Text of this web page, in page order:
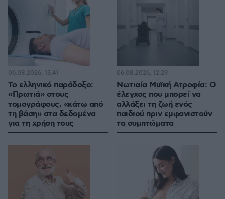
Το ελληνικό παράδοξο:
«Πρωτιά» στους
τομογράφους, «κάτω από
τη βάση» στα δεδομένα
για τη χρήση τους
06.08.2026, 13:41
Νωτιαία Μυϊκή Ατροφία: Ο
έλεγχος που μπορεί να
αλλάξει τη ζωή ενός
παιδιού πριν εμφανιστούν
τα συμπτώματα
06.08.2026, 12:29